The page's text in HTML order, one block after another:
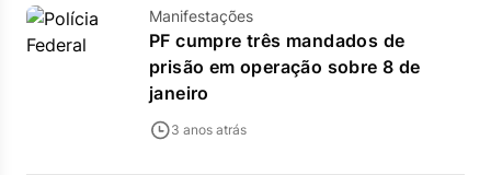
Manifestações
PF cumpre três mandados de
prisão em operação sobre 8 de
janeiro
3 anos atrás